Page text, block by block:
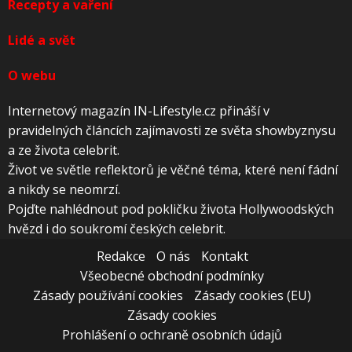
Recepty a vaření
Lidé a svět
O webu
Internetový magazín IN-Lifestyle.cz přináší v
pravidelných článcích zajímavosti ze světa showbyznysu
a ze života celebrit.
Život ve světle reflektorů je věčné téma, které není fádní
a nikdy se neomrzí.
Pojďte nahlédnout pod pokličku života Hollywoodských
hvězd i do soukromí českých celebrit.
Redakce
O nás
Kontakt
Všeobecné obchodní podmínky
Zásady používání cookies
Zásady cookies (EU)
Zásady cookies
Prohlášení o ochraně osobních údajů